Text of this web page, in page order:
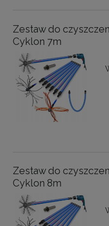
Zestaw do
Cyklon 7m
Zestaw do
Cyklon 8m